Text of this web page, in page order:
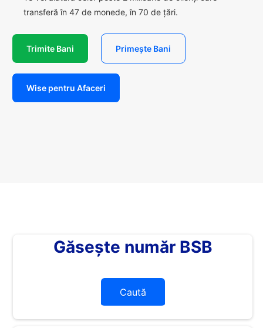
transferă în 47 de monede, în 70 de țări.
Trimite Bani Primește Bani
Wise pentru Afaceri
Găsește număr BSB
Caută